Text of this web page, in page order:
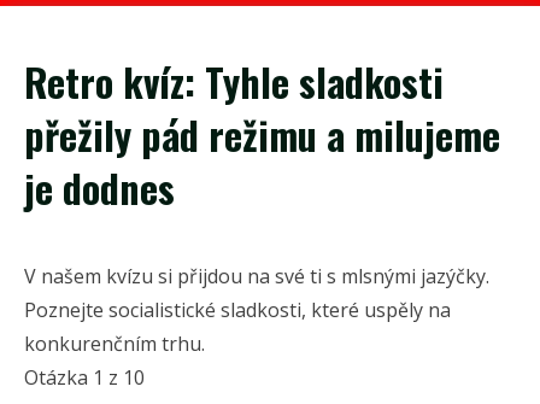
Retro kvíz: Tyhle sladkosti
přežily pád režimu a milujeme
je dodnes
V našem kvízu si přijdou na své ti s mlsnými jazýčky.
Poznejte socialistické sladkosti, které uspěly na
konkurenčním trhu.
Otázka 1 z 10